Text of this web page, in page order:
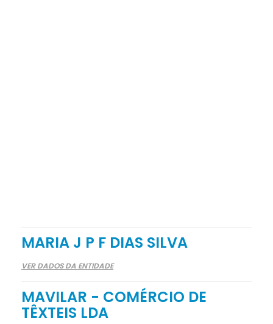
MARIA J P F DIAS SILVA
VER DADOS DA ENTIDADE
MAVILAR - COMÉRCIO DE
TÊXTEIS LDA